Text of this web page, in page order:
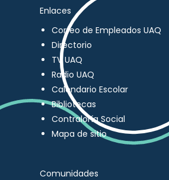
Enlaces
Correo de Empleados UAQ
Directorio
TV UAQ
Radio UAQ
Calendario Escolar
Bibliotecas
Contraloría Social
Mapa de sitio
Comunidades